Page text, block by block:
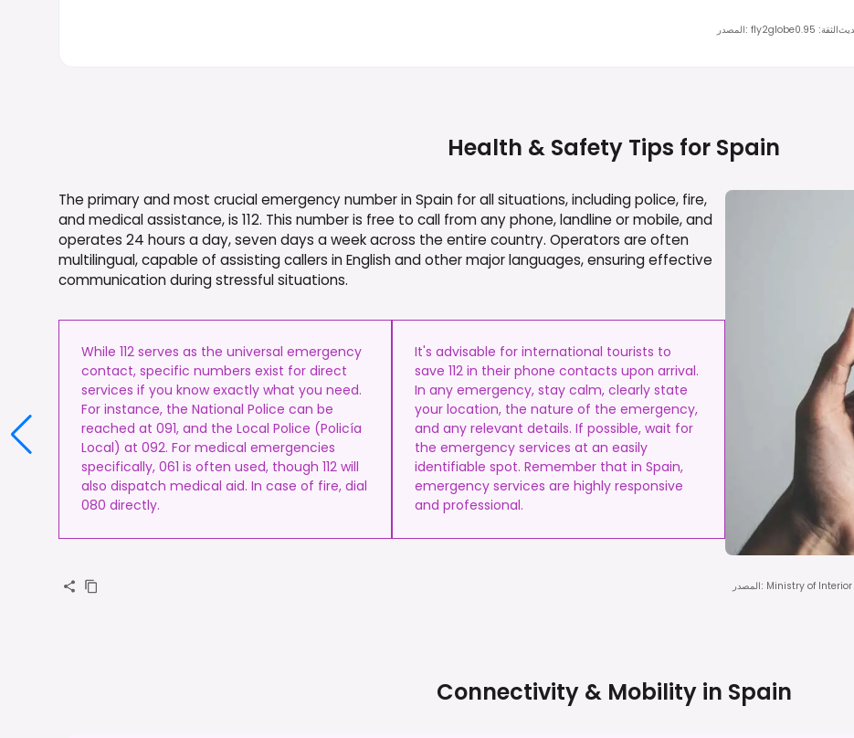
المصدر: fly2globe الثقة:
0.95
Health & Safety Tips for Spain
The primary and most crucial emergency number in Spain for all situations, including police, fire,
and medical assistance, is 112. This number is free to call from any phone, landline or mobile, and
operates 24 hours a day, seven days a week across the entire country. Operators are often
multilingual, capable of assisting callers in English and other major languages, ensuring effective
communication during stressful situations.
While 112 serves as the universal emergency
contact, specific numbers exist for direct
services if you know exactly what you need.
For instance, the National Police can be
reached at 091, and the Local Police (Policía
Local) at 092. For medical emergencies
specifically, 061 is often used, though 112 will
also dispatch medical aid. In case of fire, dial
080 directly.
It's advisable for international tourists to
save 112 in their phone contacts upon arrival.
In any emergency, stay calm, clearly state
your location, the nature of the emergency,
and any relevant details. If possible, wait for
the emergency services at an easily
identifiable spot. Remember that in Spain,
emergency services are highly responsive
and professional.
المصدر: Ministry of Interior
Connectivity & Mobility in Spain